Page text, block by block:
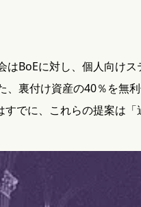
はBoEに対し、個人向け
、裏付け資産の40％を無
すでに、これらの提案は